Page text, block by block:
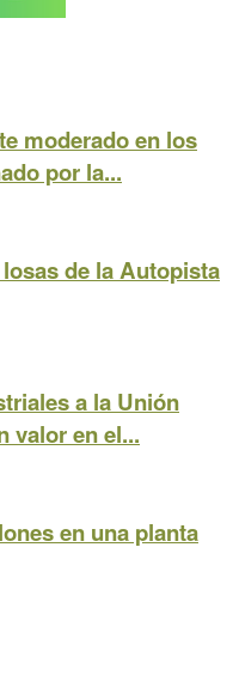
moderado en los
por la...
de la Autopista
a la Unión
valor en el...
en una planta